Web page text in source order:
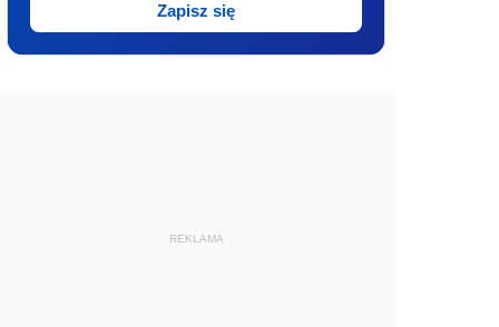
Zapisz się
REKLAMA